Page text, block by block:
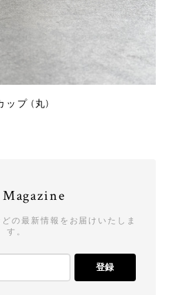
ップ (丸)
の最新情報をお届けいたしま
す。
登録